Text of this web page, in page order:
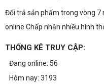
Đổi trả sản phẩm trong vòng 7
online Chấp nhận nhiều hình
THỐNG KÊ TRUY CẬP:
Đang online: 56
Hôm nay: 3193